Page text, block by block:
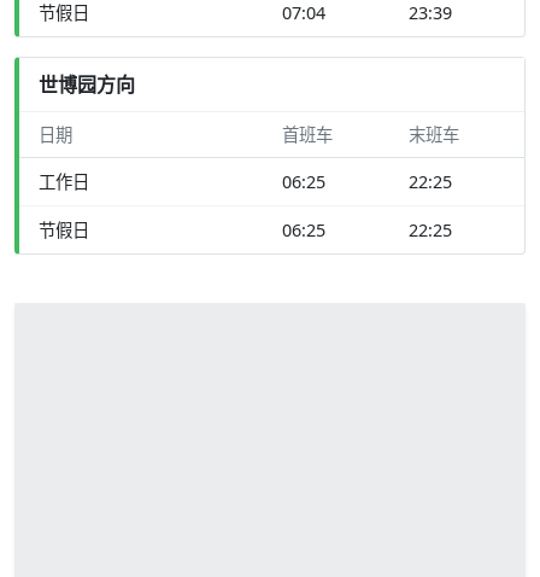
节假日 07:04 23:39
世博园方向
日期 首班车 末班车
工作日 06:25 22:25
节假日 06:25 22:25